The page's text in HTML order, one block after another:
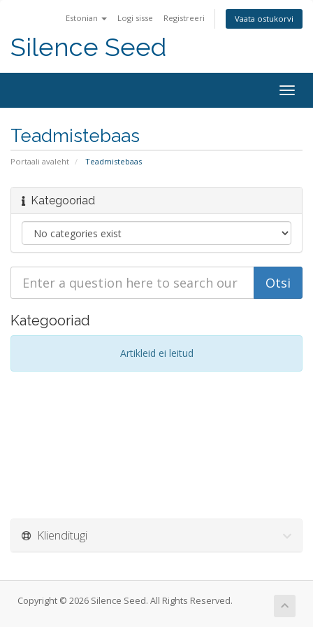
Estonian Logi sisse Registreeri Vaata ostukorvi
Silence Seed
Teadmistebaas
Portaali avaleht Teadmistebaas
Kategooriad
Kategooriad
Artikleid ei leitud
Klienditugi
Copyright © 2026 Silence Seed. All Rights Reserved.